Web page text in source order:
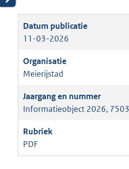
11-03-2026
Meierijstad
Informatieobject 2026, 7503
PDF